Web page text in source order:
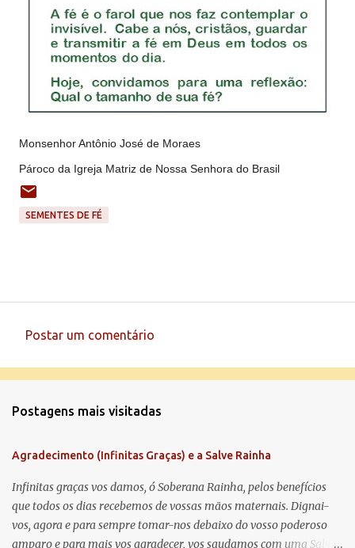
Monsenhor Antônio José de Moraes
Pároco da Igreja Matriz de Nossa Senhora do Brasil
SEMENTES DE FÉ
e
t
á
r
i
Postar um comentário
Postagens mais visitadas
Agradecimento (Infinitas Graças) e a Salve Rainha
Infinitas graças vos damos, ó Soberana Rainha, pelos benefícios
que todos os dias recebemos de vossas mãos maternais. Dignai-
vos, agora e para sempre tomar-nos debaixo do vosso poderoso
amparo e para mais vos agradecer, vos saudamos com uma Salve